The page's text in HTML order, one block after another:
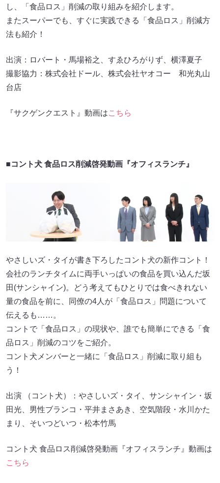
し、「食品ロス」削減の取り組みを紹介します。
またスーパーでも、すぐに実践できる「食品ロス」削減方
法も紹介！
出演：ロバート・馬場裕之、すゑひろがりず、横澤夏子
撮影協力：株式会社ドール、株式会社ヤオコー 和光丸山
台店
『サクゲンクエスト』動画はこちら
■コント犬 食品ロス削減啓発動画『オフィスランチ』
やさしいズ・タイが書き下ろしたコント犬の新作コント！
会社のランチタイムに両手いっぱいの食品を買い込んだ坂
田(サンシャイン)。どう考えてもひとりでは食べきれない
量の食品を前に、同僚の4人が「食品ロス」問題について
伝えるも……。
コントで「食品ロス」の現状や、誰でも簡単にできる「食
品ロス」削減のコツをご紹介。
コント犬メンバーと一緒に「食品ロス」削減に取り組も
う！
出演 （コント犬）：やさしいズ・タイ、サンシャイン・坂
田光、男性ブランコ・平井まさあき、空気階段・水川かた
まり、そいつどいつ・松本竹馬
コント犬 食品ロス削減啓発動画『オフィスランチ』動画は
こちら